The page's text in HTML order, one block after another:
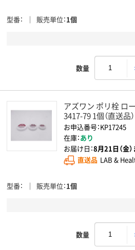
型番 販売単位 1個
数量
アズワン ポリ栓 ロ
3417-79 1個（直送品）
お申込番号：KP17245
在庫：あり
お届け日：8月21日（金
直送品 LAB &
型番 販売単位 1個
数量